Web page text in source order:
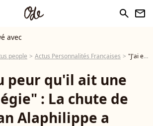
search newsletter
avec
people Actus Personnalités Françaises "J'ai eu peur qu'il ait une paraplégie" : La chute de Julian Alaphilippe a traumatisé Romain Bardet, il raconte
peur qu'il ait une
: La chute de
Alaphilippe a